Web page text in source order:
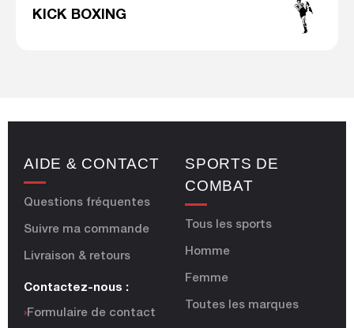
KICK BOXING
AIDE & CONTACT
Questions fréquentes
Suivre ma commande
Livraison & retours
Contactez-nous :
›Formulaire de contact
SPORTS DE
COMBAT
Tous les sports
Homme
Femme
Toutes les marques